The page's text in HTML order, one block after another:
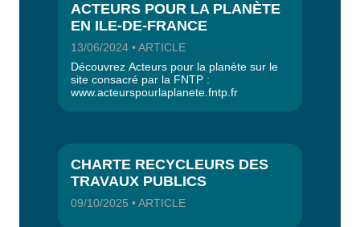
ACTEURS POUR LA PLANÈTE
EN ILE-DE-FRANCE
13/06/2024 • ARTICLE
Découvrez Acteurs pour la planète sur le
site consacré par la FNTP :
www.acteurspourlaplanete.fntp.fr
CHARTE RECYCLEURS DES
TRAVAUX PUBLICS
09/10/2025 • ARTICLE